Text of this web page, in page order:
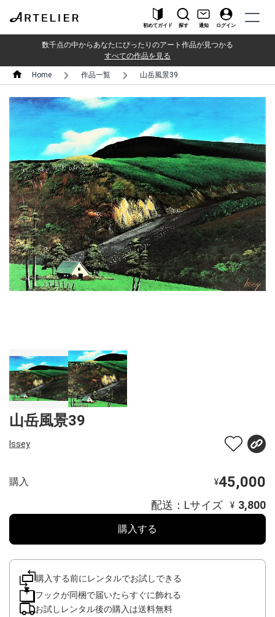
初めてガイド 探す 通知 ログイン
数千点の中からあなたにぴったりのアート作品が見つかる
すべての作品を見る
Home 作品一覧 山岳風景39
山岳風景39
Issey
購入 ¥45,000
配送：Lサイズ ¥ 3,800
購入する
購入する前にレンタルでお試しできる
フックが同梱で届いたらすぐに飾れる
お試しレンタル後の購入は送料無料